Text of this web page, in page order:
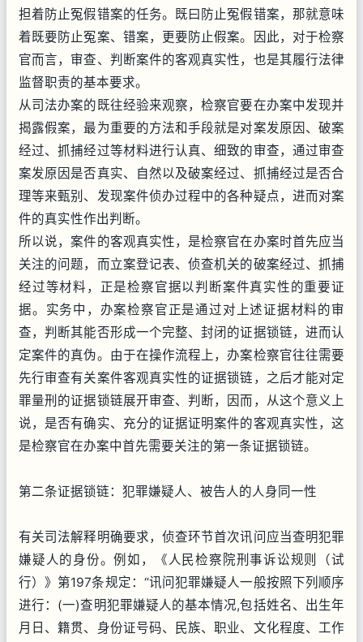
担着防止冤假错案的任务。既曰防止冤假错案，那就意味
着既要防止冤案、错案，更要防止假案。因此，对于检察
官而言，审查、判断案件的客观真实性，也是其履行法律
监督职责的基本要求。
从司法办案的既往经验来观察，检察官要在办案中发现并
揭露假案，最为重要的方法和手段就是对案发原因、破案
经过、抓捕经过等材料进行认真、细致的审查，通过审查
案发原因是否真实、自然以及破案经过、抓捕经过是否合
理等来甄别、发现案件侦办过程中的各种疑点，进而对案
件的真实性作出判断。
所以说，案件的客观真实性，是检察官在办案时首先应当
关注的问题，而立案登记表、侦查机关的破案经过、抓捕
经过等材料，正是检察官据以判断案件真实性的重要证
据。实务中，办案检察官正是通过对上述证据材料的审
查，判断其能否形成一个完整、封闭的证据锁链，进而认
定案件的真伪。由于在操作流程上，办案检察官往往需要
先行审查有关案件客观真实性的证据锁链，之后才能对定
罪量刑的证据锁链展开审查、判断，因而，从这个意义上
说，是否有确实、充分的证据证明案件的客观真实性，这
是检察官在办案中首先需要关注的第一条证据锁链。
第二条证据锁链：犯罪嫌疑人、被告人的人身同一性
有关司法解释明确要求，侦查环节首次讯问应当查明犯罪
嫌疑人的身份。例如，《人民检察院刑事诉讼规则（试
行）》第197条规定：“讯问犯罪嫌疑人一般按照下列顺序
进行：(一)查明犯罪嫌疑人的基本情况,包括姓名、出生年
月日、籍贯、身份证号码、民族、职业、文化程度、工作